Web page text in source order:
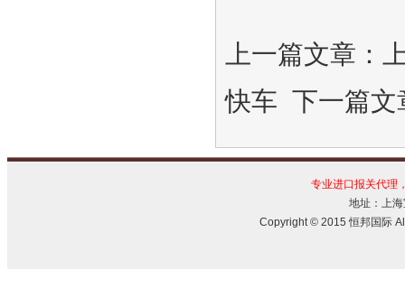
上一篇文章：
快车 下一篇文
专业进口报关代理
地址：上
Copyright © 2015 恒邦国际